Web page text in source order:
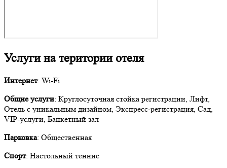
Услуги на територии отеля
Интернет: Wi-Fi
Общие услуги: Круглосуточная стойка регистрации, Лифт,
Отель с уникальным дизайном, Экспресс-регистрация, Сад,
VIP-услуги, Банкетный зал
Парковка: Общественная
Спорт: Настольный теннис